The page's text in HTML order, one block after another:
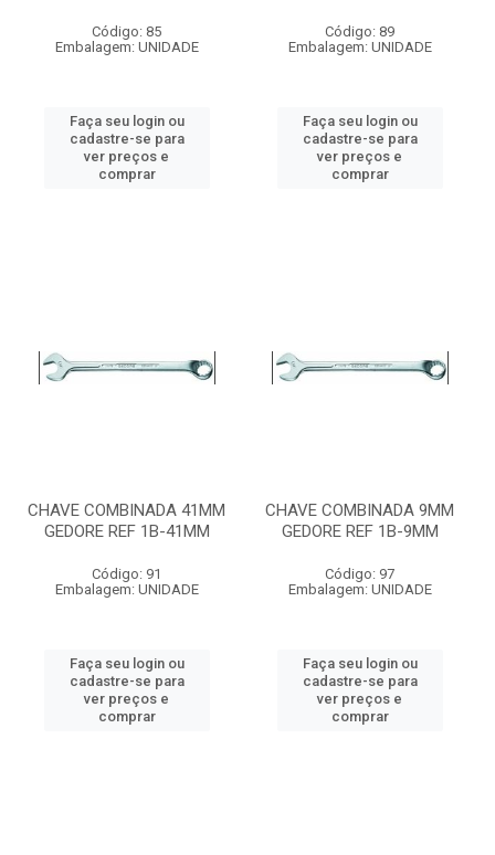
Código: 85
Embalagem: UNIDADE
Faça seu login ou
cadastre-se para
ver preços e
comprar
Código: 89
Embalagem: UNIDADE
Faça seu login ou
cadastre-se para
ver preços e
comprar
CHAVE COMBINADA 41MM
GEDORE REF 1B-41MM
Código: 91
Embalagem: UNIDADE
Faça seu login ou
cadastre-se para
ver preços e
comprar
CHAVE COMBINADA 9MM
GEDORE REF 1B-9MM
Código: 97
Embalagem: UNIDADE
Faça seu login ou
cadastre-se para
ver preços e
comprar